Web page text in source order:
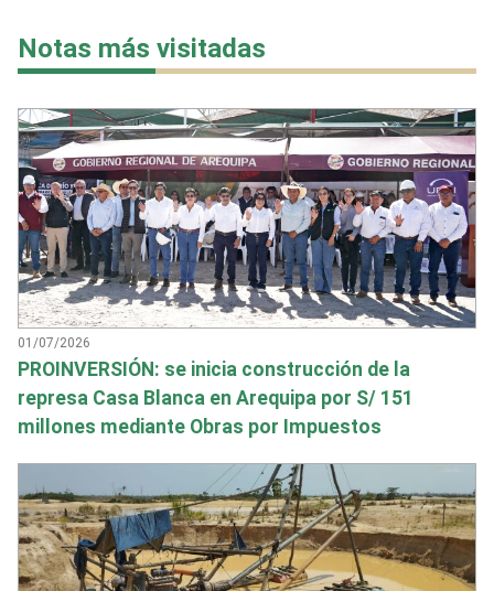
Notas más visitadas
01/07/2026
PROINVERSIÓN: se inicia construcción de la
represa Casa Blanca en Arequipa por S/ 151
millones mediante Obras por Impuestos